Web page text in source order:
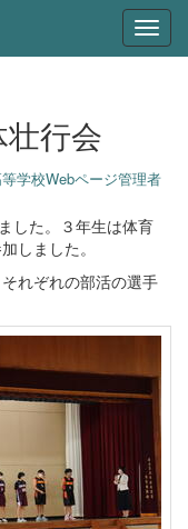
行会
学校Webページ管理者
した。３年生は体育
しました。
れぞれの部活の選手